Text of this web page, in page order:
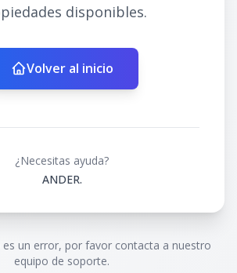
disponibles.
Volver al inicio
¿Necesitas ayuda?
ANDER.
es un error, por favor contacta a nuestro
equipo de soporte.